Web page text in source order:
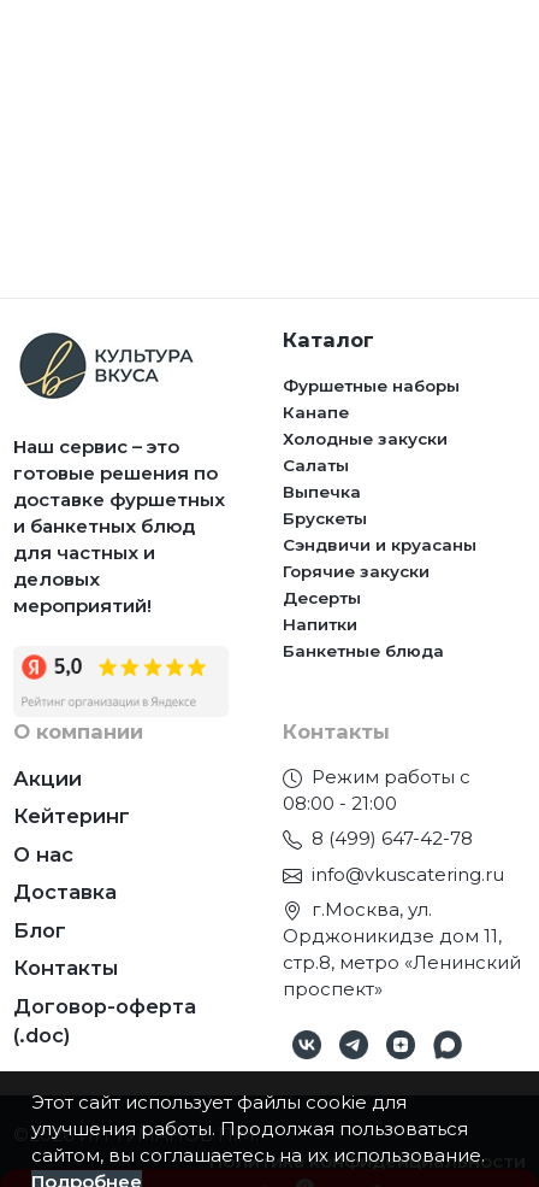
Наш сервис – это
готовые решения по
доставке фуршетных
и банкетных блюд
для частных и
деловых
мероприятий!
Каталог
Фуршетные наборы
Канапе
Холодные закуски
Салаты
Выпечка
Брускеты
Сэндвичи и круасаны
Горячие закуски
Десерты
Напитки
Банкетные блюда
О компании
Акции
Кейтеринг
О нас
Доставка
Блог
Контакты
Договор-оферта
(.doc)
Контакты
Режим работы с
08:00 - 21:00
8 (499) 647-42-78
info@vkuscatering.ru
г.Москва, ул.
Орджоникидзе дом 11,
стр.8, метро «Ленинский
проспект»
©2026ИП ТУМАНОВ П.М.
Политика конфиденциальности
Этот сайт использует файлы cookie для
улучшения работы. Продолжая пользоваться
сайтом, вы соглашаетесь на их использование.
Подробнее